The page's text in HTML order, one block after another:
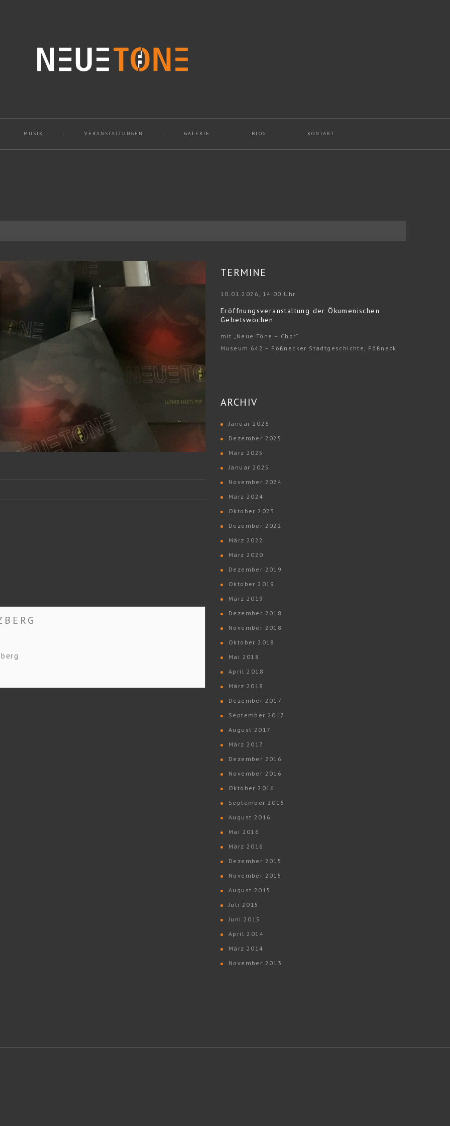
MUSIK VERANSTALTUNGEN GALERIE BLOG KONTAKT
TERMINE
10.01.2026, 14:00 Uhr
Eröffnungsveranstaltung der Ökumenischen
Gebetswochen
mit „Neue Töne – Chor“
Museum 642 – Pößnecker Stadtgeschichte, Pößneck
ARCHIV
Januar 2026
Dezember 2025
März 2025
Januar 2025
November 2024
März 2024
Oktober 2023
Dezember 2022
März 2022
März 2020
Dezember 2019
Oktober 2019
März 2019
Dezember 2018
November 2018
Oktober 2018
Mai 2018
April 2018
März 2018
Dezember 2017
September 2017
August 2017
März 2017
Dezember 2016
November 2016
Oktober 2016
September 2016
August 2016
Mai 2016
März 2016
Dezember 2015
November 2015
August 2015
Juli 2015
Juni 2015
April 2014
März 2014
November 2013